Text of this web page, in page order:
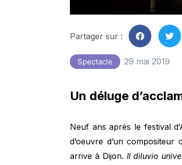
Partager sur :
Spectacle 29 mai 2019
Un déluge
Neuf ans après le festival
d’oeuvre d’un
arrive à Dijon. Il diluvio